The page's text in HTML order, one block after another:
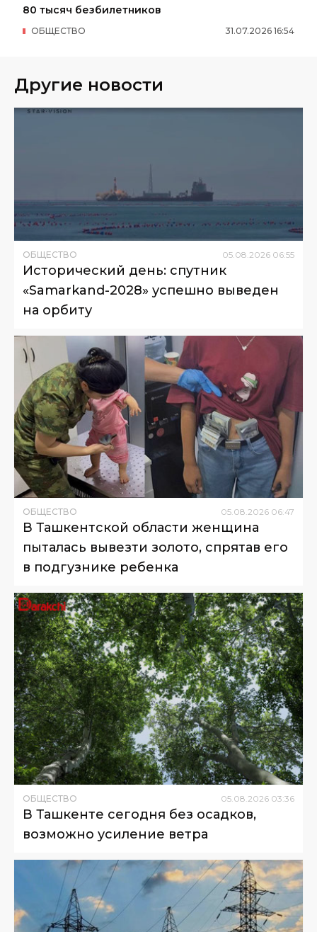
80 тысяч безбилетников
31.07.2026 16:54
ОБЩЕСТВО
Другие новости
ОБЩЕСТВО 05 08 2026 06:55
Исторический день: спутник
«Samarkand-2028» успешно выведен
на орбиту
ОБЩЕСТВО 05.08.2026 06:47
В Ташкентской области женщина
пыталась вывезти золото, спрятав его
в подгузнике ребенка
ОБЩЕСТВО 05.08.2026 03:36
В Ташкенте сегодня без осадков,
возможно усиление ветра